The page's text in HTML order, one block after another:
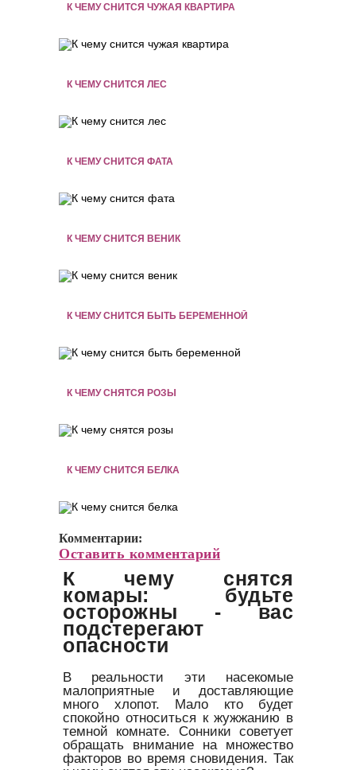
К ЧЕМУ СНИТСЯ ЧУЖАЯ КВАРТИРА
К ЧЕМУ СНИТСЯ ЛЕС
К ЧЕМУ СНИТСЯ ФАТА
К ЧЕМУ СНИТСЯ ВЕНИК
К ЧЕМУ СНИТСЯ БЫТЬ БЕРЕМЕННОЙ
К ЧЕМУ СНЯТСЯ РОЗЫ
К ЧЕМУ СНИТСЯ БЕЛКА
Комментарии:
Оставить комментарий
К чему снятся
комары: будьте
осторожны - вас
подстерегают
опасности
В реальности эти насекомые
малоприятные и доставляющие
много хлопот. Мало кто будет
спокойно относиться к жужжанию в
темной комнате. Сонники советует
обращать внимание на множество
факторов во время сновидения. Так